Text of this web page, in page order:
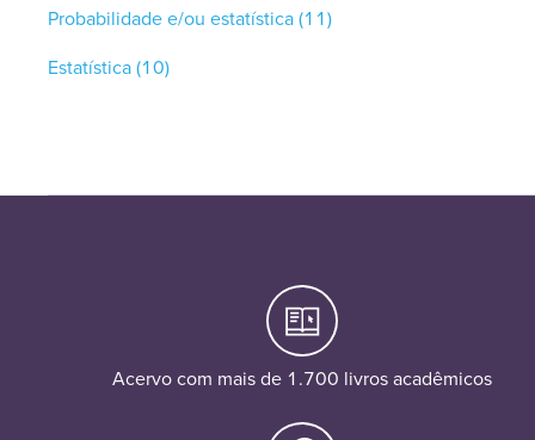
Probabilidade e/ou estatística(11)
Estatística(10)
Acervo com mais de 1.700 livros acadêmicos